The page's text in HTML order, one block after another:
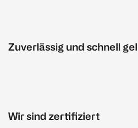
Zuverlässig und schnell
Wir sind zertifiziert